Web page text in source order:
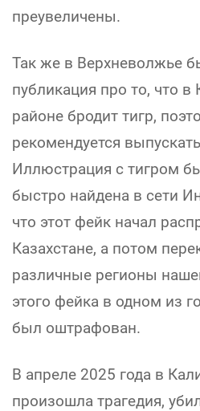
преувеличены.
Так же в Верхневолжье
публикация про то, что
районе бродит тигр,
рекомендуется
Иллюстрация с тигром
быстро найдена в сети
что этот фейк начал
Казахстане, а потом
различные регионы
этого фейка в одном из
был оштрафован.
В апреле 2025 года в
произошла трагедия,